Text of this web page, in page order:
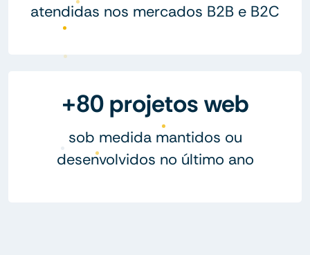
atendidas nos mercados B2B e B2C
+80 projetos web
sob medida mantidos ou
desenvolvidos no último ano